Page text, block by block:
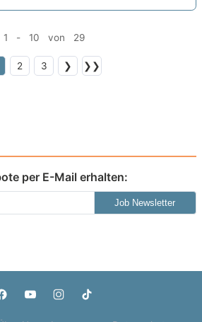
1 - 10 von 29
2 3 ❯ ❯❯
per E-Mail erhalten:
Job Newsletter